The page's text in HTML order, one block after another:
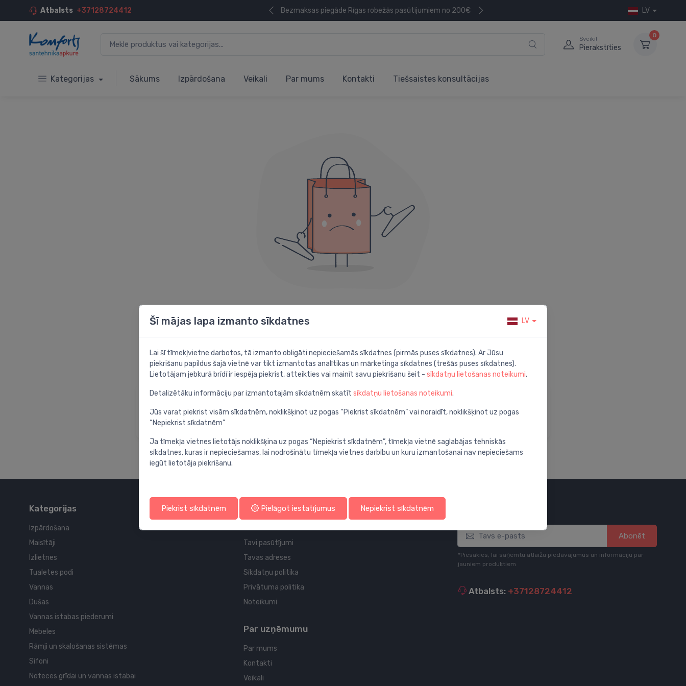
Atbalsts +37128724412 Bezmaksas piegāde Rīgas robežās pasūtījumiem no 200€ LV
Sveiki!
Pierakstīties
0
Kategorijas Sākums Izpārdošana Veikali Par mums Kontakti Tiešsaistes konsultācijas
404 kļūda
Iespējams noder kāda no šīm sadaļām:
Atgriezties sākumlapā
Atrodi ar detalizētu
Apmeklē mūsu palīdzības
Kategorijas
Izpārdošana
Maisītāji
Izlietnes
Tualetes podi
Vannas
Dušas
Vannas istabas piederumi
Mēbeles
Rāmji un skalošanas sistēmas
Sifoni
Noteces grīdai un vannas istabai
Profila un piegādes informācija
Tavs konts
Tavi pasūtījumi
Tavas adreses
Sīkdatņu politika
Privātuma politika
Noteikumi
Par uzņēmumu
Par mums
Kontakti
Veikali
Abonēt
*Piesakies, lai saņemtu atlaižu piedāvājumus un informāciju par
jauniem produktiem
Atbalsts: +37128724412
Šī mājas lapa izmanto sīkdatnes LV
Lai šī tīmekļvietne darbotos, tā izmanto obligāti nepieciešamās sīkdatnes (pirmās puses sīkdatnes). Ar Jūsu
piekrišanu papildus šajā vietnē var tikt izmantotas analītikas un mārketinga sīkdatnes (trešās puses sīkdatnes).
Lietotājam jebkurā brīdī ir iespēja piekrist, atteikties vai mainīt savu piekrišanu šeit - sīkdatņu lietošanas noteikumi.
Detalizētāku informāciju par izmantotajām sīkdatnēm skatīt sīkdatņu lietošanas noteikumi.
Jūs varat piekrist visām sīkdatnēm, noklikšķinot uz pogas “Piekrist sīkdatnēm” vai noraidīt, noklikšķinot uz pogas
“Nepiekrist sīkdatnēm”
Ja tīmekļa vietnes lietotājs noklikšķina uz pogas “Nepiekrist sīkdatnēm”, tīmekļa vietnē saglabājas tehniskās
sīkdatnes, kuras ir nepieciešamas, lai nodrošinātu tīmekļa vietnes darbību un kuru izmantošanai nav nepieciešams
iegūt lietotāja piekrišanu.
Piekrist sīkdatnēm Pielāgot iestatījumus Nepiekrist sīkdatnēm